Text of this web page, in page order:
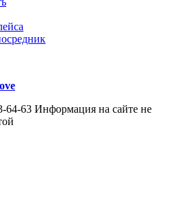
64-63 Информация на сайте не